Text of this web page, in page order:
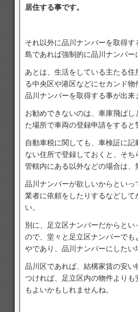
居住する事です。
それ以外に品川ナンバーを取得
島であれば強制的に品川ナンバー
あとは、生活をしている主たる
る中央区や港区などにセカンド
品川ナンバーを取得する事が出来
お勧めできないのは、車庫飛ば
た場所で車両の登録申請をすると
自動車税に関しても、車検証に
ない住所で登録しておくと、そ
管轄内にある以外などの場合は、
品川ナンバーが欲しいからとい
業者に依頼をしたりするなどし
い。
別に、足立区ナンバーだからと
ので、堂々と足立区ナンバーで
やであり、品川ナンバーにしたい
品川区であれば、結構家賃の安
つければ、足立区内の物件より
もよいかもしれませんね。